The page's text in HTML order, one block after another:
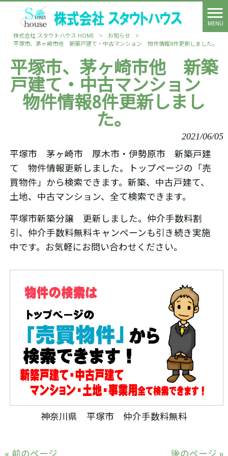
MENU
株式会社 スタウトハウス HOME
> お知らせ
>
平塚市、茅ヶ崎市他 新築戸建て・中古マンション 物件情報8件更新しました。
平塚市、茅ヶ崎市他 新築
戸建て・中古マンション
物件情報8件更新しまし
た。
2021/06/05
平塚市 茅ヶ崎市 厚木市・伊勢原市 新築戸建
て 物件情報更新しました。トップページの「売
買物件」から検索できます。新築、中古戸建て、
土地、中古マンション、全て検索できます。
平塚市新築分譲 更新しました。仲介手数料割
引、仲介手数料無料キャンペーンも引き続き実施
中です。お気軽にお問い合わせください。
神奈川県 平塚市 仲介手数料無料